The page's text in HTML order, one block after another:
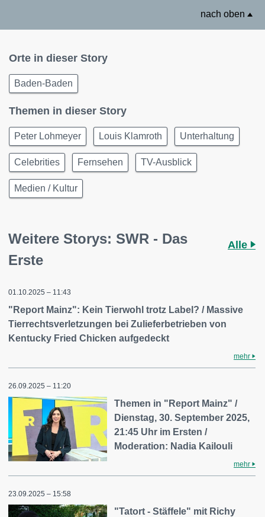
nach oben
Orte in dieser Story
Baden-Baden
Themen in dieser Story
Peter Lohmeyer Louis Klamroth Unterhaltung
Celebrities Fernsehen TV-Ausblick
Medien / Kultur
Weitere Storys: SWR - Das
Erste
Alle
01.10.2025 – 11:43
"Report Mainz": Kein Tierwohl trotz Label? / Massive
Tierrechtsverletzungen bei Zulieferbetrieben von
Kentucky Fried Chicken aufgedeckt
mehr
26.09.2025 – 11:20
Themen in "Report Mainz" /
Dienstag, 30. September 2025,
21:45 Uhr im Ersten /
Moderation: Nadia Kailouli
mehr
23.09.2025 – 15:58
"Tatort - Stäffele" mit Richy